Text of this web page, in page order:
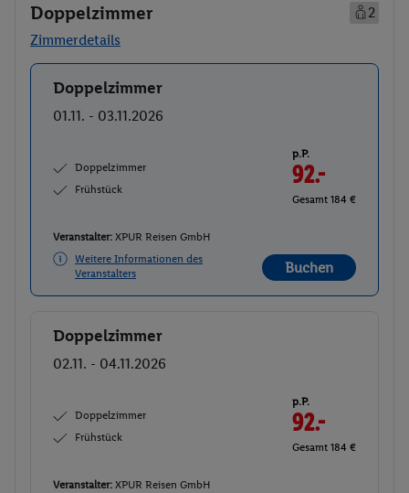
Doppelzimmer
2
Zimmerdetails
Buchen
Doppelzimmer
01.11. - 03.11.2026
Doppelzimmer
Frühstück
p.P.
92.-
Gesamt 184 €
Veranstalter: XPUR Reisen GmbH
Weitere Informationen des
Veranstalters
Buchen
Buchen
Doppelzimmer
02.11. - 04.11.2026
Doppelzimmer
Frühstück
p.P.
92.-
Gesamt 184 €
Veranstalter: XPUR Reisen GmbH